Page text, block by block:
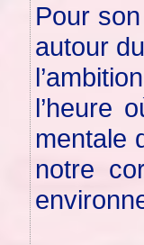
Pour
autour
l’heure
mentale
notre